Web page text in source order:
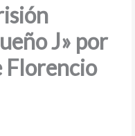
J» por
Florencio